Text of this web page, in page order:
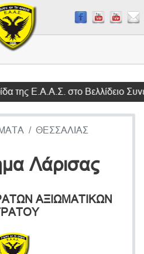
Παράκαμψη
προς
το
κυρίως
περιεχόμενο
Ε.Α.Α.Σ. στο Βελλίδειο
ΘΕΣΣΑΛΙΑΣ
Λάρισας
ΑΞΙΩΜΑΤΙΚΩΝ